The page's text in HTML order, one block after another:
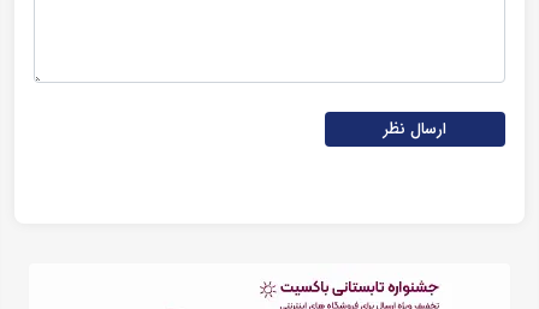
ارسال نظر